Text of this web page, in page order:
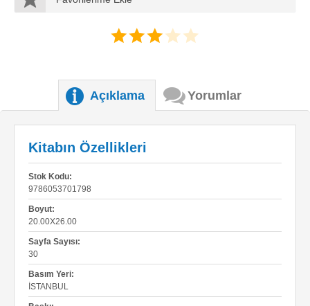
Açıklama Yorumlar
Kitabın Özellikleri
Stok Kodu:
9786053701798
Boyut:
20.00X26.00
Sayfa Sayısı:
30
Basım Yeri:
İSTANBUL